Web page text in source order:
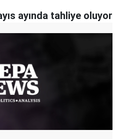
ayında tahliye oluyor